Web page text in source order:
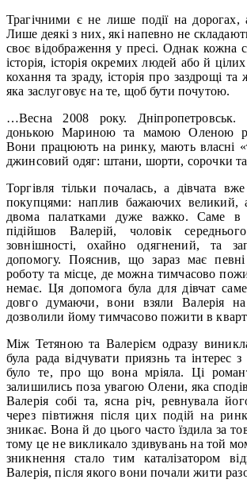
Трагічними є не лише події на дорогах,
Лише деякі з них, які напевно не
своє відображення у пресі. Однак кожна
історія, історія окремих людей або й
кохання та зраду, історія про заздрощі та
яка заслуговує на те, щоб бути почутою.
…Весна 2008 року.
донькою Мариною та мамою Оленою
Вони працюють на ринку, мають власні
джинсовий одяг: штани, шорти, сорочки
Торгівля тільки почалась, а дівчата
покупцями: наплив бажаючих великий,
двома палатками дуже важко. Саме
підійшов Валерій, чоловік
зовнішності, охайно одягнений, та
допомогу. Пояснив, що зараз має
роботу та місце, де можна тимчасово
немає. Ця допомога була для дівчат
довго думаючи, вони взяли Валерія
дозволили йому тимчасово пожити в
Між Тетяною та Валерієм одразу
була рада відчувати приязнь та інтерес
було те, про що вона мріяла. Ці
залишились поза увагою Олени, яка
Валерія собі та, ясна річ, ревнувала
через півтижня після цих подій на
зникає. Вона й до цього часто їздила за
тому це не викликало здивувань на той
зникнення стало тим каталізатором
Валерія, після якого вони почали жити